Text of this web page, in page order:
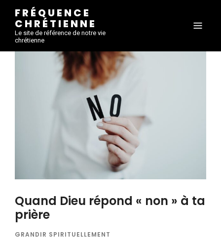
FRÉQUENCE
CHRÉTIENNE
Le site de référence de notre vie
chrétienne
Quand Dieu répond « non » à ta
prière
GRANDIR SPIRITUELLEMENT